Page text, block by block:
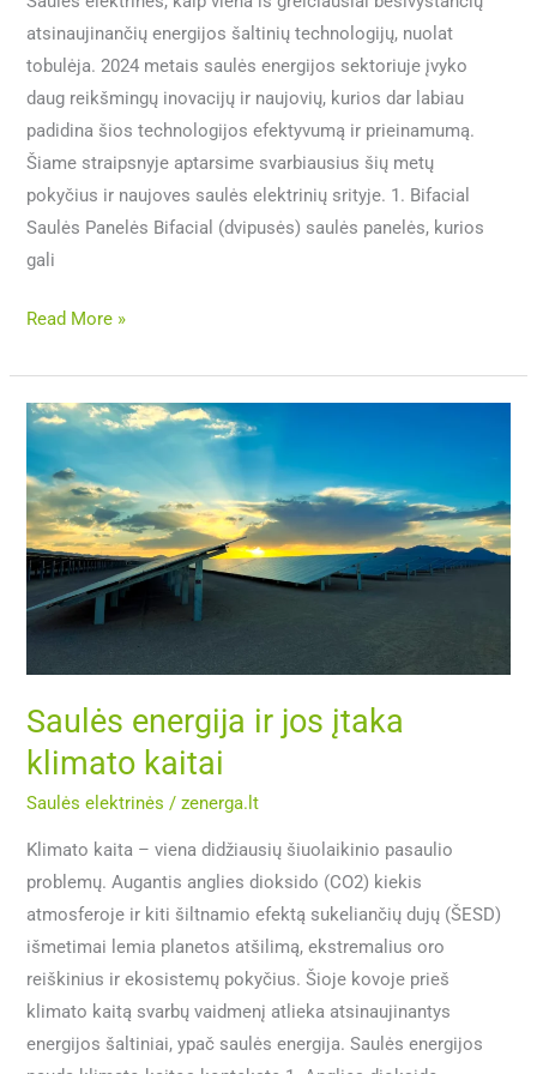
atsinaujinančių energijos šaltinių technologijų, nuolat
tobulėja. 2024 metais saulės energijos sektoriuje įvyko
daug reikšmingų inovacijų ir naujovių, kurios dar labiau
padidina šios technologijos efektyvumą ir prieinamumą.
Šiame straipsnyje aptarsime svarbiausius šių metų
pokyčius ir naujoves saulės elektrinių srityje. 1. Bifacial
Saulės Panelės Bifacial (dvipusės) saulės panelės, kurios
gali
Read More »
Saulės energija ir jos įtaka
klimato kaitai
Saulės elektrinės /zenerga.lt
Klimato kaita – viena didžiausių šiuolaikinio pasaulio
problemų. Augantis anglies dioksido (CO2) kiekis
atmosferoje ir kiti šiltnamio efektą sukeliančių dujų (ŠESD)
išmetimai lemia planetos atšilimą, ekstremalius oro
reiškinius ir ekosistemų pokyčius. Šioje kovoje prieš
klimato kaitą svarbų vaidmenį atlieka atsinaujinantys
energijos šaltiniai, ypač saulės energija. Saulės energijos
Saulės
energija
ir
jos
įtaka
klimato
kaitai